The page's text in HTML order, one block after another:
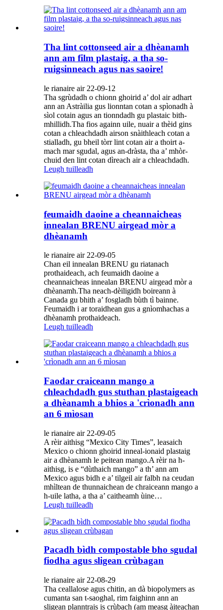
Tha lint cottonseed air a dhèanamh
ann am film plastaig, a tha so-
ruigsinneach agus nas saoire!
le rianaire air 22-09-12
Tha sgrùdadh o chionn ghoirid a’ dol air adhart
ann an Astràilia gus lionntan cotan a spìonadh à
sìol cotain agus an tionndadh gu plastaic bith-
mhillidh.Tha fios againn uile, nuair a thèid gins
cotan a chleachdadh airson snàithleach cotan a
stialladh, gu bheil tòrr lint cotan air a thoirt a-
mach mar sgudal, agus an-dràsta, tha a’ mhòr-
chuid den lint cotan dìreach air a chleachdadh.
Leugh tuilleadh
feumaidh daoine a cheannaicheas
innealan BRENU airgead mòr a
dhèanamh
le rianaire air 22-09-05
Chan eil innealan BRENU gu riatanach
prothaideach, ach feumaidh daoine a
cheannaicheas innealan BRENU airgead mòr a
dhèanamh.Tha neach-dèiligidh boireann à
Canada gu bhith a’ fosgladh bùth tì bainne.
Feumaidh i ar toraidhean gus a gnìomhachas a
dhèanamh prothaideach.
Leugh tuilleadh
Faodar craiceann mango a
chleachdadh gus stuthan plastaigeach
a dhèanamh a bhios a 'crìonadh ann
an 6 mìosan
le rianaire air 22-09-05
A rèir aithisg “Mexico City Times”, leasaich
Mexico o chionn ghoirid inneal-ionaid plastaig
air a dhèanamh le peitean mango.A rèir na h-
aithisg, is e “dùthaich mango” a th’ ann am
Mexico agus bidh e a’ tilgeil air falbh na ceudan
mhìltean de thunnaichean de chraiceann mango a
h-uile latha, a tha a’ caitheamh ùine…
Leugh tuilleadh
Pacadh bìdh compostable bho sgudal
fiodha agus sligean crùbagan
le rianaire air 22-08-29
Tha ceallalose agus chitin, an dà biopolymers as
cumanta san t-saoghal, rim faighinn ann an
sligean planntrais is crùbach (am measg àiteachan